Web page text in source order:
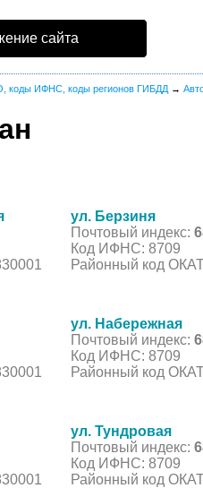
сайта
коды ИФНС, коды регионов ГИБДД →
ул. Берзиня
Почтовый индекс:
Код ИФНС: 8709
Районный код
ул. Набережная
Почтовый индекс:
Код ИФНС: 8709
Районный код
ул. Тундровая
Почтовый индекс:
Код ИФНС: 8709
Районный код